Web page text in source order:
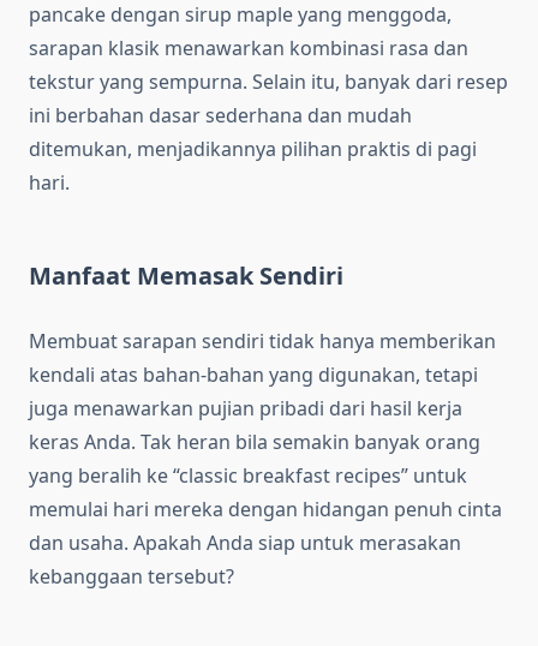
pancake dengan sirup maple yang menggoda,
sarapan klasik menawarkan kombinasi rasa dan
tekstur yang sempurna. Selain itu, banyak dari resep
ini berbahan dasar sederhana dan mudah
ditemukan, menjadikannya pilihan praktis di pagi
hari.
Manfaat Memasak Sendiri
Membuat sarapan sendiri tidak hanya memberikan
kendali atas bahan-bahan yang digunakan, tetapi
juga menawarkan pujian pribadi dari hasil kerja
keras Anda. Tak heran bila semakin banyak orang
yang beralih ke “classic breakfast recipes” untuk
memulai hari mereka dengan hidangan penuh cinta
dan usaha. Apakah Anda siap untuk merasakan
kebanggaan tersebut?